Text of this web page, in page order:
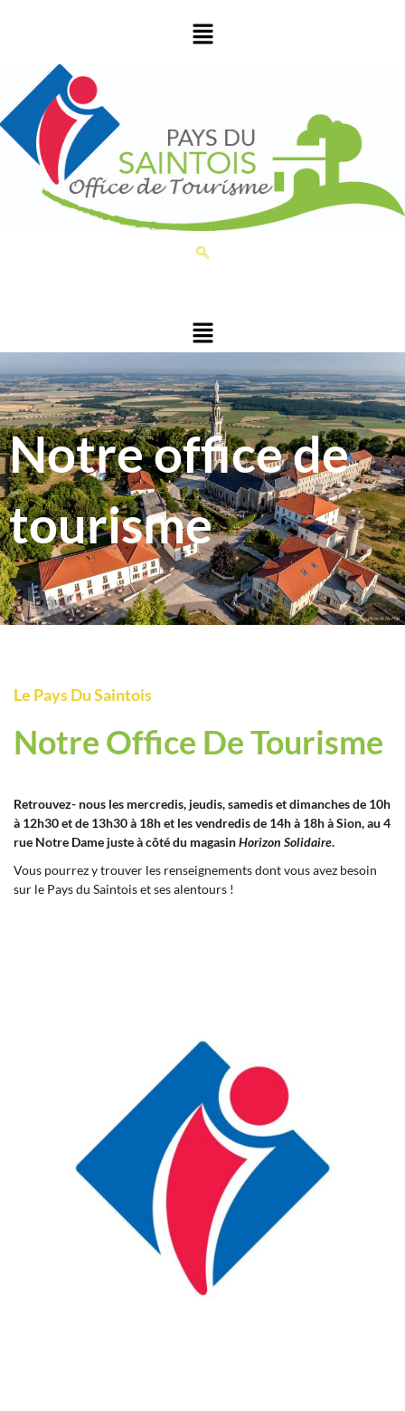
Notre office de
tourisme
Le Pays Du Saintois
Notre Office De Tourisme
Retrouvez- nous les mercredis, jeudis, samedis et dimanches de 10h
à 12h30 et de 13h30 à 18h et les vendredis de 14h à 18h à Sion, au 4
rue Notre Dame juste à côté du magasinHorizon Solidaire.
Vous pourrez y trouver les renseignements dont vous avez besoin
sur le Pays du Saintois et ses alentours !